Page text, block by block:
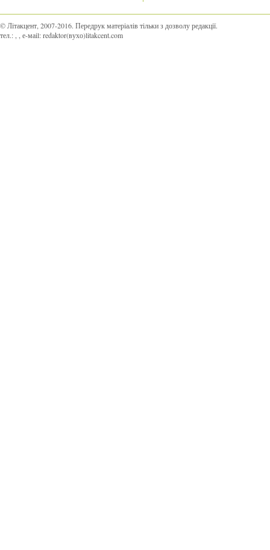
© Літакцент, 2007-2016. Передрук матеріалів тільки з дозволу редакції.
тел.:
, е-маіl:redaktor(вухо)litakcent.com